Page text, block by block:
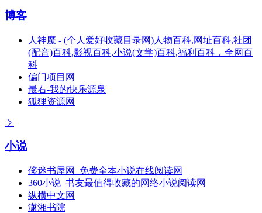
博客
人神魔 - (个人爱好收藏目录网)人物百科,网址百科,社团
(配音)百科,影视百科,小说(文学)百科,福利百科，全网百
科
偏门项目网
最右-我的快乐源泉
狐狸资源网
小说
侈迷书屋网_免费全本小说在线阅读网
360小说_书友最值得收藏的网络小说阅读网
纵横中文网
潇湘书院